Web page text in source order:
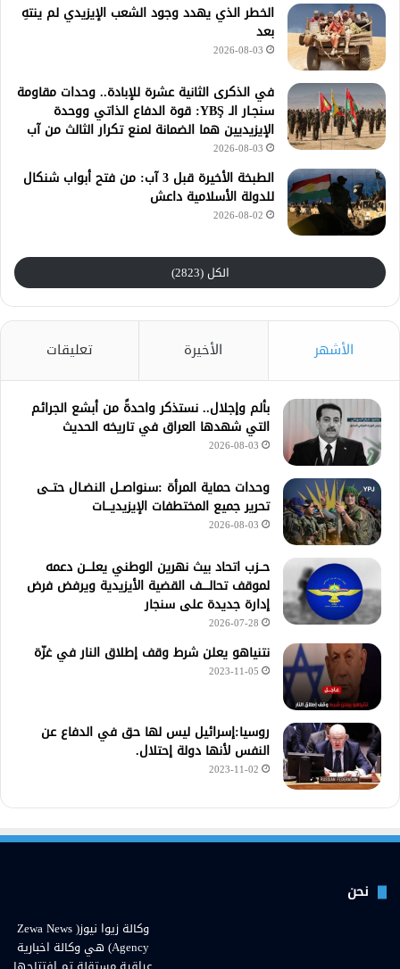
الخطر الذي يهدد وجود الشعب الإيزيدي لم ينتهِ
بعد
2026-08-03
في الذكرى الثانية عشرة للإبادة.. وحدات مقاومة
سنجـار الـ YBŞ: قوة الدفاع الذاتي ووحدة
الإيزيديين هما الضمانة لمنع تكرار الثالث من آب
2026-08-03
الطبخة الأخيرة قبل 3 آب: من فتح أبواب شنكال
للدولة الأسلامية داعش
2026-08-02
الكل (2823)
الأشهر الأخيرة تعليقات
بألم وإجلال.. نستذكر واحدةً من أبشع الجرائم
التي شهدها العراق في تاريخه الحديث
2026-08-03
وحدات حماية المرأة :سنواصــل النضـال حتــى
تحرير جميع المختطفات الإيزيديـــات
2026-08-03
حــزب اتحاد بيث نهرين الوطني يعلـــن دعمه
لموقف تحالــــف القضية الأيزيدية ويرفض فرض
إدارة جديدة على سنجار
2026-07-28
نتنياهو يعلن شرط وقف إطلاق النار في غزّة
2023-11-05
روسيا:إسرائيل ليس لها حق في الدفاع عن
النفس لأنها دولة إحتلال.
2023-11-02
نحن
وكالة زيوا نيوز( Zewa News
Agency) هي وكالة اخبارية